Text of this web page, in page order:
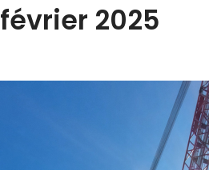
février 2025